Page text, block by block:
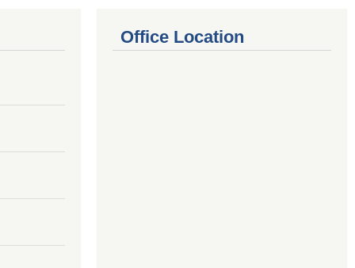
Office Location